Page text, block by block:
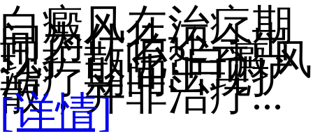
白癜风在治疗期
间为什么还会出
现扩散呢?白癜风
治疗期间出现扩
散，并非治疗...
[详情]